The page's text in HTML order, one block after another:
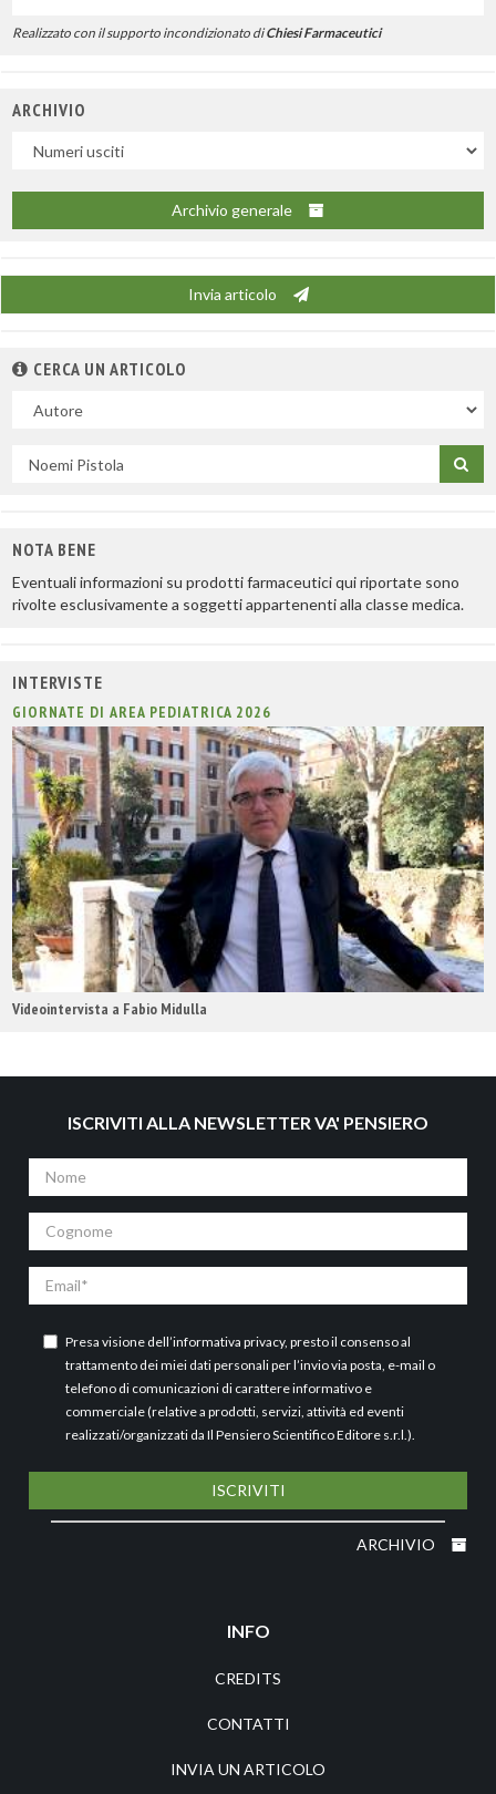
Realizzato con il supporto incondizionato diChiesi Farmaceutici
ARCHIVIO
Archivio generale
Invia articolo
CERCA UN ARTICOLO
campo
per
NOTA BENE
Eventuali informazioni su prodotti farmaceutici qui riportate sono
rivolte esclusivamente a soggetti appartenenti alla classe medica.
INTERVISTE
GIORNATE DI AREA PEDIATRICA 2026
Videointervista a Fabio Midulla
ISCRIVITI ALLA NEWSLETTER VA' PENSIERO
Nome
Cognome
Email
Presa visione dell’informativa privacy, presto il consenso al
trattamento dei miei dati personali per l’invio via posta, e-mail o
telefono di comunicazioni di carattere informativo e
commerciale (relative a prodotti, servizi, attività ed eventi
realizzati/organizzati da Il Pensiero Scientifico Editore s.r.l.).
ISCRIVITI
ARCHIVIO
INFO
CREDITS
CONTATTI
INVIA UN ARTICOLO